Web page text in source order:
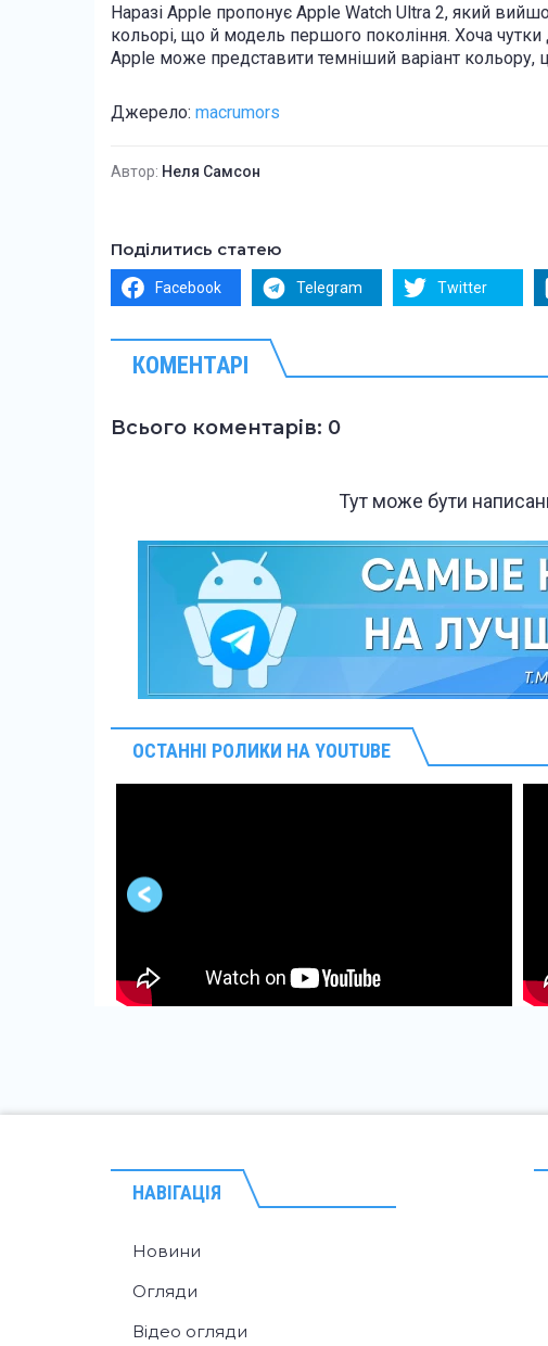
Наразі Apple пропонує Apple Watch Ultra 2, який
кольорі, що й модель першого покоління. Хоча
Apple може представити темніший варіант кольору,
Джерело: macrumors
Автор: Неля Самсон
Поділитись статею
Facebook Telegram Twitter
КОМЕНТАРІ
Всього коментарів: 0
Тут може бути
ОСТАННІ РОЛИКИ НА YOUTUBE
НАВІГАЦІЯ
Новини
Огляди
Відео огляди